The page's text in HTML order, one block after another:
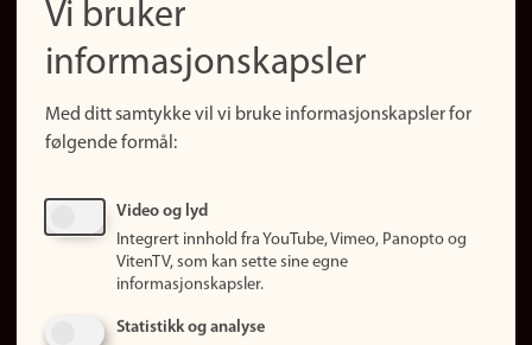
(no)
Finn forsker
Presse
Finn studier
Ledige stillinger
Vi bruker
informasjonskapsler
Med ditt samtykke vil vi bruke informasjonskapsler for
følgende formål:
Video og lyd
Integrert innhold fra YouTube, Vimeo, Panopto og
VitenTV, som kan sette sine egne
informasjonskapsler.
Statistikk og analyse